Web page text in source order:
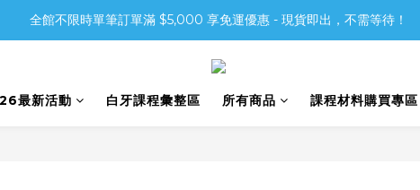
全館不限時單筆訂單滿 $5,000 享免運優惠 - 現貨即出，不需等待！
最新活動 白牙課程彙整區 所有商品 課程材料購買專區